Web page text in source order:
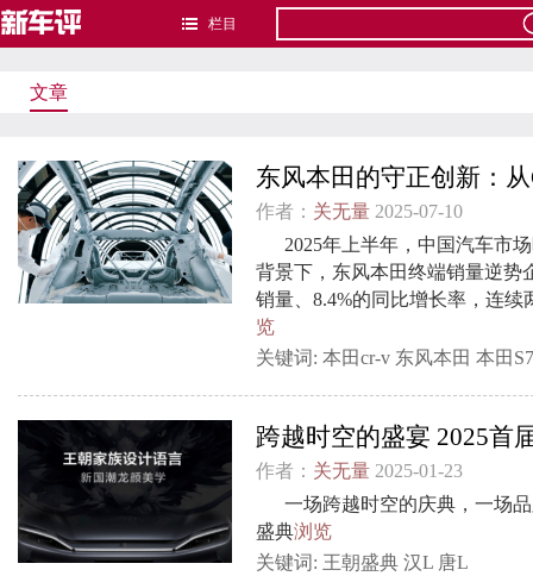
栏目
文章
东风本田的守正创新：
作者： 关无量 2025-07-10
2025年上半年，中国汽车市
背景下，东风本田终端销量逆势
销量、8.4%的同比增长率，连
览
关键词: 本田cr-v 东风本田 本田S7
跨越时空的盛宴 2025首
作者： 关无量 2025-01-23
一场跨越时空的庆典，一场
盛典浏览
关键词: 王朝盛典 汉L 唐L